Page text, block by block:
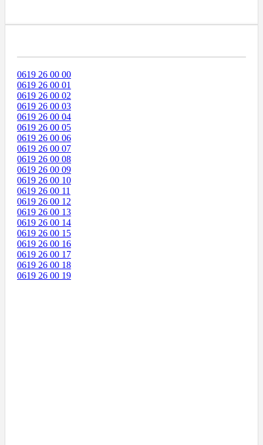
0619 26 00 00
0619 26 00 01
0619 26 00 02
0619 26 00 03
0619 26 00 04
0619 26 00 05
0619 26 00 06
0619 26 00 07
0619 26 00 08
0619 26 00 09
0619 26 00 10
0619 26 00 11
0619 26 00 12
0619 26 00 13
0619 26 00 14
0619 26 00 15
0619 26 00 16
0619 26 00 17
0619 26 00 18
0619 26 00 19